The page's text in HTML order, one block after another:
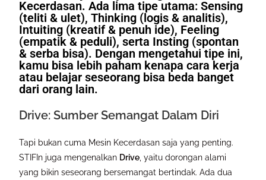
Kecerdasan. Ada lima tipe utama: Sensing
(teliti & ulet), Thinking (logis & analitis),
Intuiting (kreatif & penuh ide), Feeling
(empatik & peduli), serta Insting (spontan
& serba bisa). Dengan mengetahui tipe ini,
kamu bisa lebih paham kenapa cara kerja
atau belajar seseorang bisa beda banget
dari orang lain.
Drive: Sumber Semangat Dalam Diri
Tapi bukan cuma Mesin Kecerdasan saja yang penting.
STIFIn juga mengenalkan Drive, yaitu dorongan alami
yang bikin seseorang bersemangat bertindak. Ada dua